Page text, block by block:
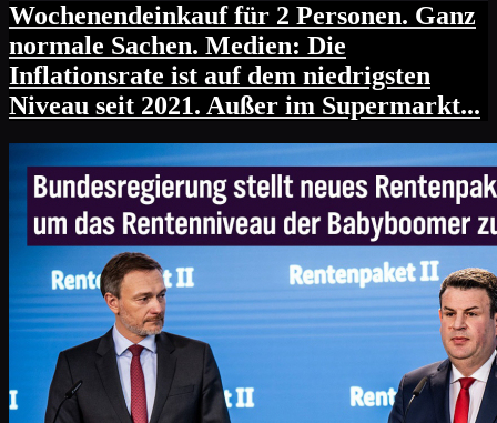
Wochenendeinkauf für 2 Personen. Ganz
normale Sachen. Medien: Die
Inflationsrate ist auf dem niedrigsten
Niveau seit 2021. Außer im Supermarkt...